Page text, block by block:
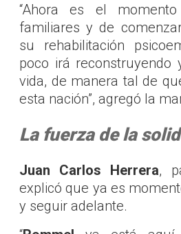
“Ahora es el
familiares y de
su rehabilitación
poco irá reconstruyendo
vida, de manera tal de
esta nación”, agregó la
La fuerza de la
Juan Carlos Herrera,
explicó que ya es
y seguir adelante.